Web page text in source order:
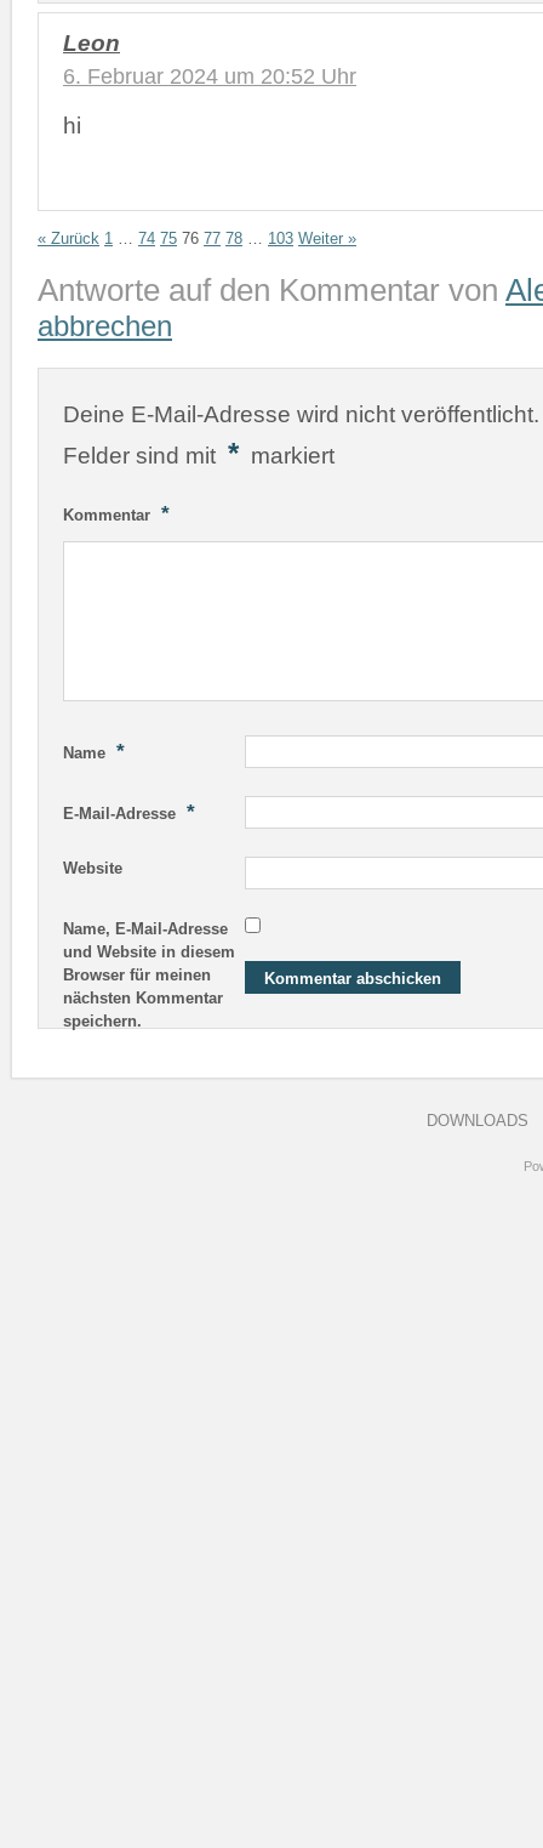
Leon
6. Februar 2024 um 20:52 Uhr
hi
« Zurück 1 74 75 76 77 78 103 Weiter »
Antworte auf den Kommentar von
abbrechen
Deine E-Mail-Adresse wird nicht veröffentlicht.
Felder sind mit * markiert
Kommentar *
Name *
E-Mail-Adresse *
Website
Name, E-Mail-Adresse
und Website in diesem
Browser für meinen
nächsten Kommentar
speichern.
DOWNLOADS